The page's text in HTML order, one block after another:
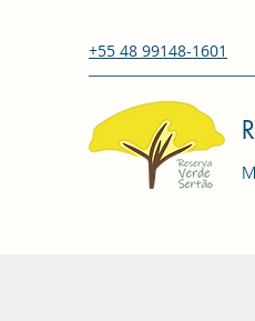
+55 48 99148-1601